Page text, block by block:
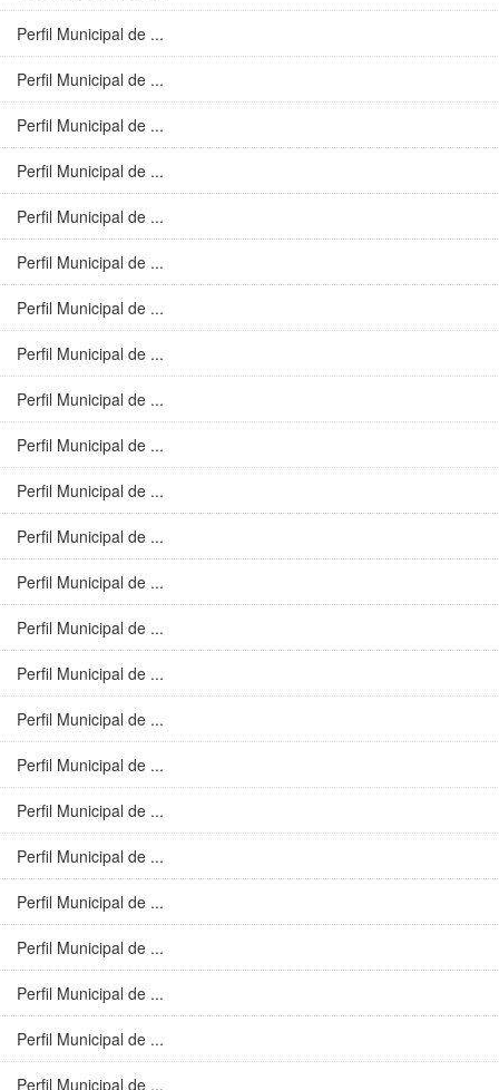
Perfil Municipal de ...
Perfil Municipal de ...
Perfil Municipal de ...
Perfil Municipal de ...
Perfil Municipal de ...
Perfil Municipal de ...
Perfil Municipal de ...
Perfil Municipal de ...
Perfil Municipal de ...
Perfil Municipal de ...
Perfil Municipal de ...
Perfil Municipal de ...
Perfil Municipal de ...
Perfil Municipal de ...
Perfil Municipal de ...
Perfil Municipal de ...
Perfil Municipal de ...
Perfil Municipal de ...
Perfil Municipal de ...
Perfil Municipal de ...
Perfil Municipal de ...
Perfil Municipal de ...
Perfil Municipal de ...
Perfil Municipal de ...